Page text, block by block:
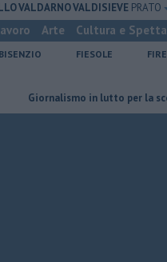
VALDARNOVALDISIEVE PRATO
Arte Cultura e
FIESOLE
in lutto per la